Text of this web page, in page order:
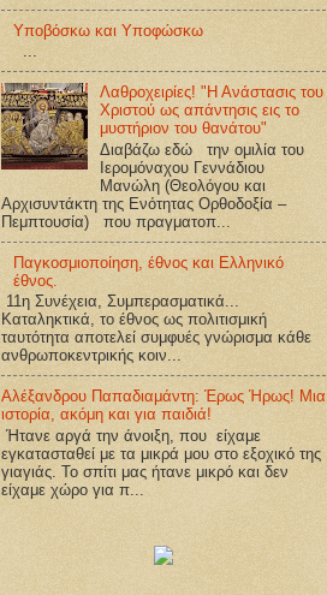
Υποβόσκω και Υποφώσκω
...
Λαθροχειρίες! "Η Ανάστασις του
Χριστού ως απάντησις εις το
μυστήριον του θανάτου"
Διαβάζω εδώ την ομιλία του
Ιερομόναχου Γεννάδιου
Μανώλη (Θεολόγου και
Αρχισυντάκτη της Ενότητας Ορθοδοξία –
Πεμπτουσία) που πραγματοπ...
Παγκοσμιοποίηση, έθνος και Ελληνικό
έθνος.
11η Συνέχεια, Συμπερασματικά...
Καταληκτικά, το έθνος ως πολιτισμική
ταυτότητα αποτελεί συμφυές γνώρισμα κάθε
ανθρωποκεντρικής κοιν...
Αλέξανδρου Παπαδιαμάντη: Έρως Ήρως! Μια
ιστορία, ακόμη και για παιδιά!
Ήτανε αργά την άνοιξη, που είχαμε
εγκατασταθεί με τα μικρά μου στο εξοχικό της
γιαγιάς. Το σπίτι μας ήτανε μικρό και δεν
είχαμε χώρο για π...